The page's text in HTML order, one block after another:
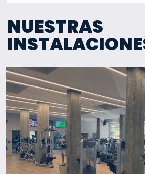
NUESTRAS